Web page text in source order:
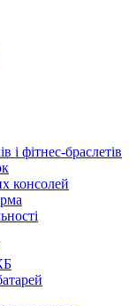
і фітнес-браслетів
консолей